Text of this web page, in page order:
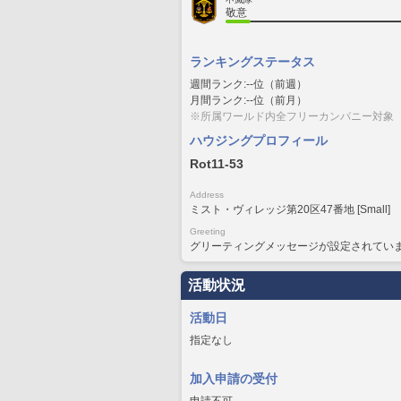
敬意
ランキングステータス
週間ランク:--位（前週）
月間ランク:--位（前月）
※所属ワールド内全フリーカンパニー対象
ハウジングプロフィール
Rot11-53
Address
ミスト・ヴィレッジ第20区47番地 [Small]
Greeting
グリーティングメッセージが設定されてい
活動状況
活動日
指定なし
加入申請の受付